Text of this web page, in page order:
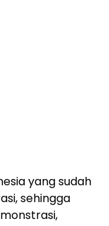
yang sudah
sehingga